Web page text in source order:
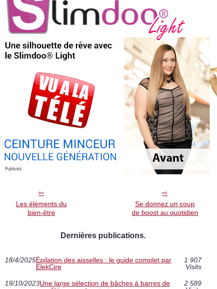
Les éléments du
bien-être
Se donnez un coup
de boost au quotidien
Dernières publications.
18/4/2025Épilation des aisselles : le guide complet par
ElekCire
1 907
Visits
19/10/2023Une large sélection de bâches à barres de
2 589